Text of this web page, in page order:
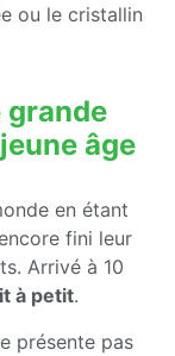
ou le cristallin
grande
âge
en étant
fini leur
Arrivé à 10
à petit.
présente pas